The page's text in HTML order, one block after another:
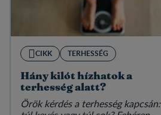
CIKK TERHESSÉG
Hány kilót hízhatok a
terhesség alatt?
Örök kérdés a terhesség kapcsán: